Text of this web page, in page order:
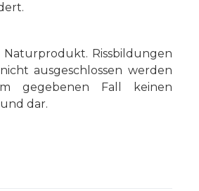
Naturprodukt. Rissbildungen
ausgeschlossen werden
gegebenen Fall keinen
dar.